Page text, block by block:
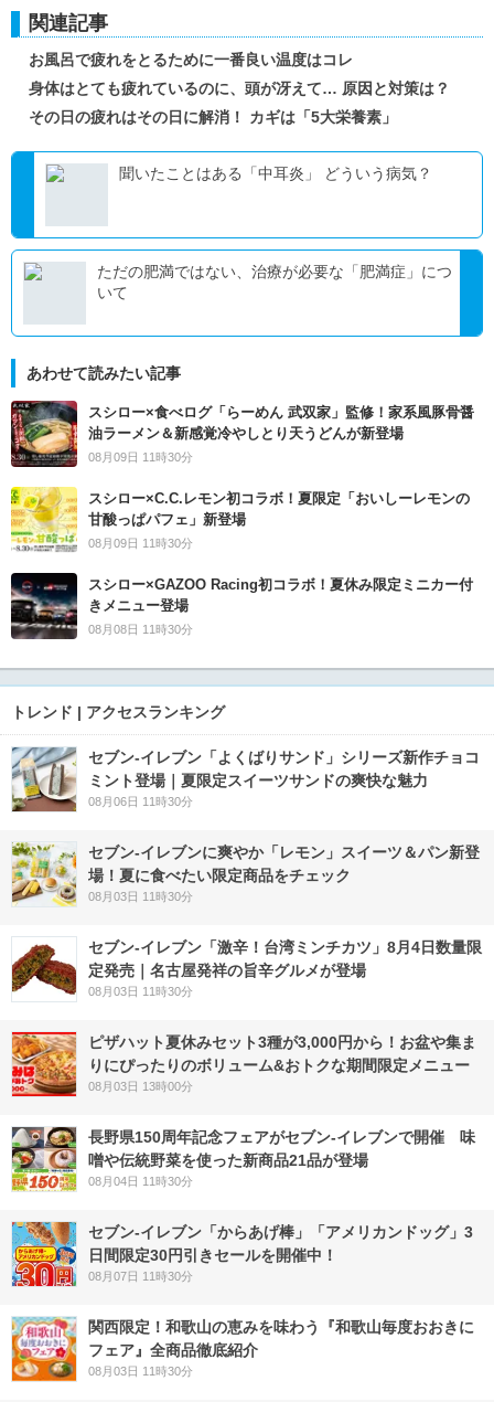
関連記事
お風呂で疲れをとるために一番良い温度はコレ
身体はとても疲れているのに、頭が冴えて… 原因と対策は？
その日の疲れはその日に解消！ カギは「5大栄養素」
聞いたことはある「中耳炎」 どういう病気？
ただの肥満ではない、治療が必要な「肥満症」につ
いて
あわせて読みたい記事
スシロー×食べログ「らーめん 武双家」監修！家系風豚骨醤
油ラーメン＆新感覚冷やしとり天うどんが新登場
08月09日 11時30分
スシロー×C.C.レモン初コラボ！夏限定「おいしーレモンの
甘酸っぱパフェ」新登場
08月09日 11時30分
スシロー×GAZOO Racing初コラボ！夏休み限定ミニカー付
きメニュー登場
08月08日 11時30分
トレンド | アクセスランキング
セブン‐イレブン「よくばりサンド」シリーズ新作チョコ
ミント登場｜夏限定スイーツサンドの爽快な魅力
08月06日 11時30分
セブン‐イレブンに爽やか「レモン」スイーツ＆パン新登
場！夏に食べたい限定商品をチェック
08月03日 11時30分
セブン-イレブン「激辛！台湾ミンチカツ」8月4日数量限
定発売｜名古屋発祥の旨辛グルメが登場
08月03日 11時30分
ピザハット夏休みセット3種が3,000円から！お盆や集ま
りにぴったりのボリューム&おトクな期間限定メニュー
08月03日 13時00分
長野県150周年記念フェアがセブン-イレブンで開催 味
噌や伝統野菜を使った新商品21品が登場
08月04日 11時30分
セブン‐イレブン「からあげ棒」「アメリカンドッグ」3
日間限定30円引きセールを開催中！
08月07日 11時30分
関西限定！和歌山の恵みを味わう『和歌山毎度おおきに
フェア』全商品徹底紹介
08月03日 11時30分